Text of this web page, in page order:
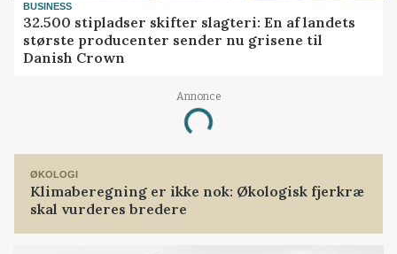
BUSINESS
32.500 stipladser skifter slagteri: En af landets
største producenter sender nu grisene til
Danish Crown
Annonce
Loading...
ØKOLOGI
Klimaberegning er ikke nok: Økologisk fjerkræ
skal vurderes bredere